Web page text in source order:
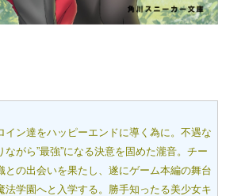
イン達をハッピーエンドに導く為に。不遇な
ながら”最強”になる決意を固めた瀧音。チー
との出会いを果たし、遂にゲーム本編の舞台
法学園へと入学する。勝手知ったる美少女キ